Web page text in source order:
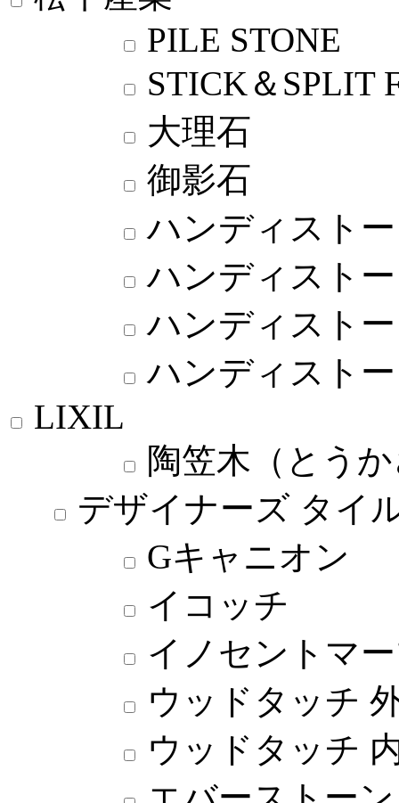
PILE STONE
STICK＆SPLIT
大理石
御影石
ハンディスト
ハンディスト
ハンディスト
ハンディスト
LIXIL
陶笠木（とう
デザイナーズ タイ
Gキャニオン
イコッチ
イノセントマ
ウッドタッチ
ウッドタッチ